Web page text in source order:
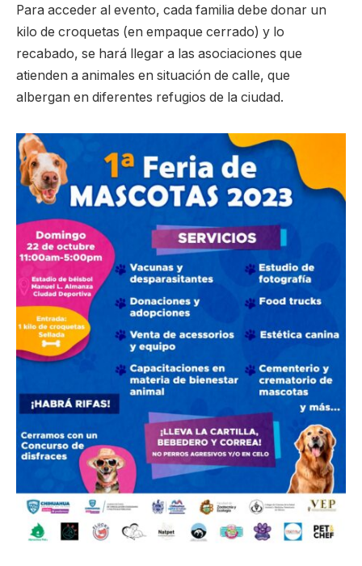
Para acceder al evento, cada familia debe donar un
kilo de croquetas (en empaque cerrado) y lo
recabado, se hará llegar a las asociaciones que
atienden a animales en situación de calle, que
albergan en diferentes refugios de la ciudad.